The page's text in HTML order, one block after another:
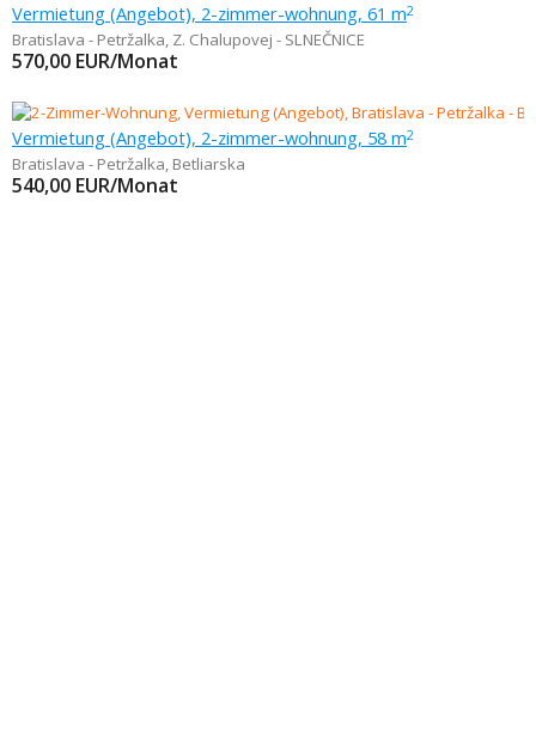
Vermietung (Angebot), 2-zimmer-wohnung, 61 m2
Bratislava - Petržalka, Z. Chalupovej - SLNEČNICE
570,00 EUR/Monat
Vermietung (Angebot), 2-zimmer-wohnung, 58 m2
Bratislava - Petržalka, Betliarska
540,00 EUR/Monat